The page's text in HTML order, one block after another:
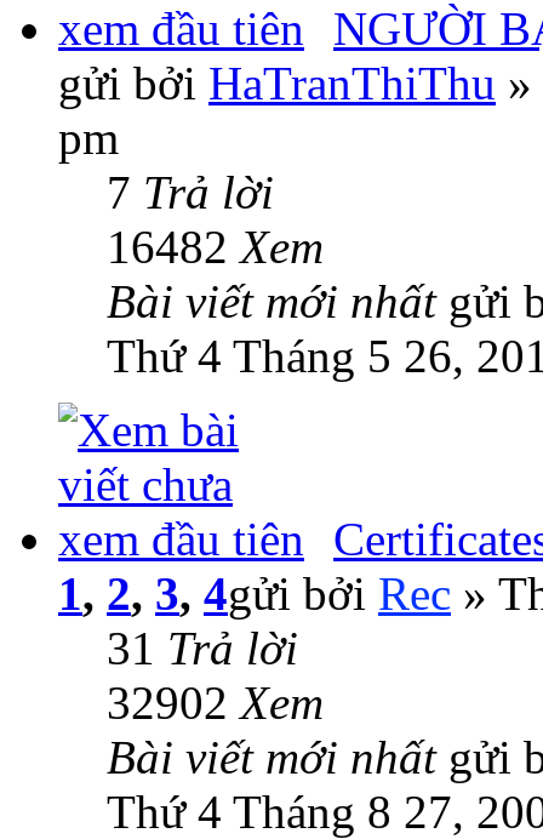
NGƯỜI
gửi bởi HaTranThiThu
pm
7 Trả lời
16482Xem
Bài viết mới nhất gửi
Thứ 4 Tháng 5 26,
1, 2, 3, 4gửi bởi Rec »
31 Trả lời
32902Xem
Bài viết mới nhất gửi
Thứ 4 Tháng 8 27,